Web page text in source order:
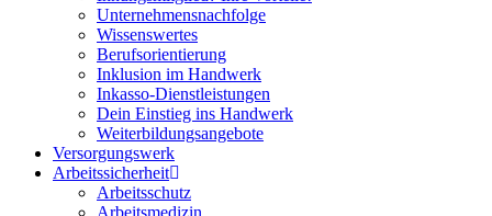
Unternehmensnachfolge
Wissenswertes
Berufsorientierung
Inklusion im Handwerk
Inkasso-Dienstleistungen
Dein Einstieg ins Handwerk
Weiterbildungsangebote
Versorgungswerk
Arbeitssicherheit
Arbeitsschutz
Arbeitsmedizin